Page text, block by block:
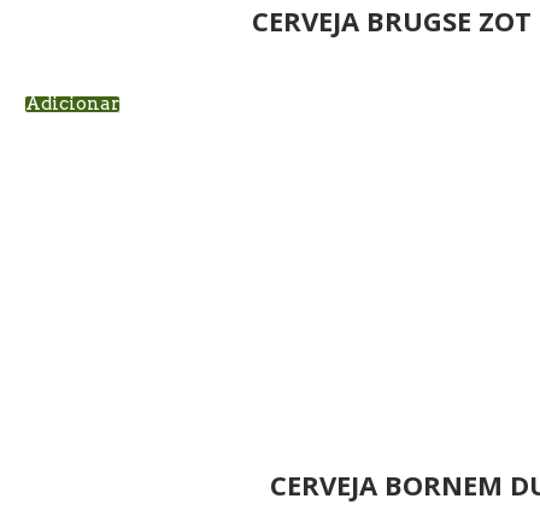
CERVEJA BRUGSE
Adicionar
CERVEJA BORNEM